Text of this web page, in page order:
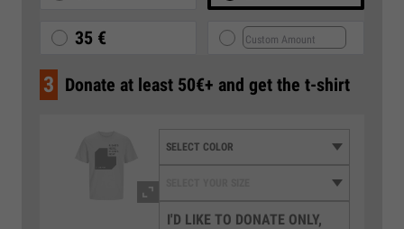
35 €
3 Donate at least 50€+ and get the t-shirt
I'D LIKE TO DONATE ONLY,